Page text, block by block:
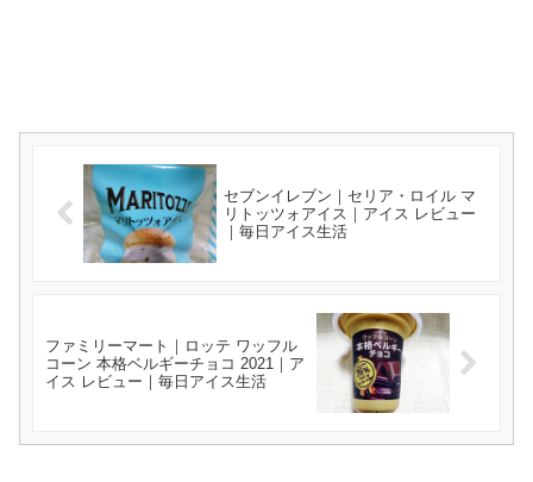
セブンイレブン｜セリア・ロイル マ
リトッツォアイス｜アイス レビュー
｜毎日アイス生活
ファミリーマート｜ロッテ ワッフル
コーン 本格ベルギーチョコ 2021｜ア
イス レビュー｜毎日アイス生活